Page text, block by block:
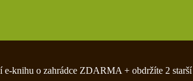
knihu o zahrádce ZDARMA + obdržíte 2